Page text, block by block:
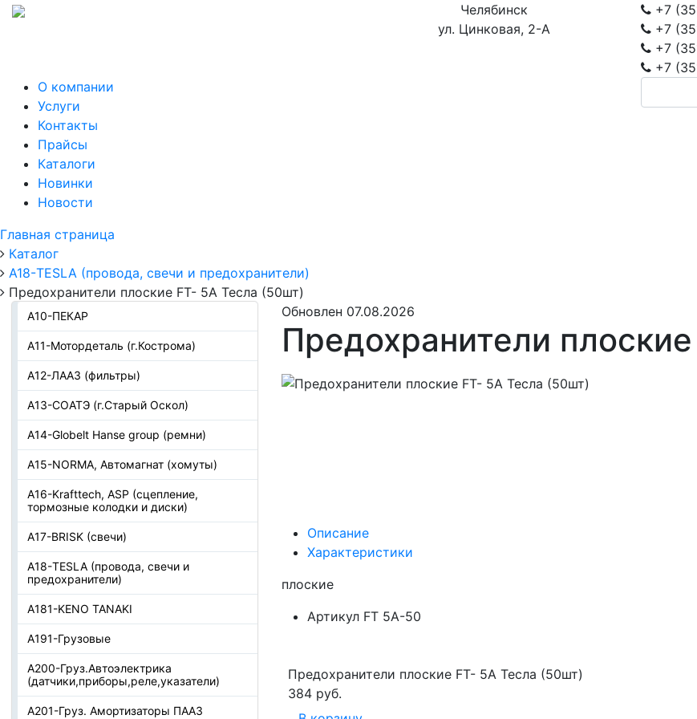
Челябинск
ул. Цинковая, 2-А
+7
+7
+7
+7
О компании
Услуги
Контакты
Прайсы
Каталоги
Новинки
Новости
Главная страница
Каталог
А18-TESLA (провода, свечи и предохранители)
Предохранители плоские FT- 5A Тесла (50шт)
А10-ПЕКАР
А11-Мотордеталь (г.Кострома)
А12-ЛААЗ (фильтры)
А13-СОАТЭ (г.Старый Оскол)
А14-Globelt Hanse group (ремни)
А15-NORMA, Автомагнат (хомуты)
А16-Krafttech, ASP (сцепление,
тормозные колодки и диски)
А17-BRISK (свечи)
А18-TESLA (провода, свечи и
предохранители)
А181-KENO TANAKI
А191-Грузовые
А200-Груз.Автоэлектрика
(датчики,приборы,реле,указатели)
А201-Груз. Амортизаторы ПААЗ
Обновлен 07.08.2026
Предохранители
Описание
Характеристики
плоские
Артикул FT 5А-50
Предохранители плоские FT- 5A Тесла (50шт)
384 руб.